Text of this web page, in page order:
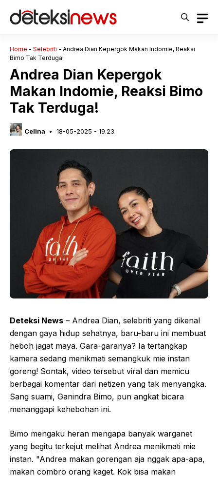
Home - Selebriti - Andrea Dian Kepergok Makan Indomie, Reaksi
Bimo Tak Terduga!
Andrea Dian Kepergok
Makan Indomie, Reaksi Bimo
Tak Terduga!
Celina 18-05-2025 - 19.23
Deteksi News – Andrea Dian, selebriti yang dikenal
dengan gaya hidup sehatnya, baru-baru ini membuat
heboh jagat maya. Gara-garanya? Ia tertangkap
kamera sedang menikmati semangkuk mie instan
goreng! Sontak, video tersebut viral dan memicu
berbagai komentar dari netizen yang tak menyangka.
Sang suami, Ganindra Bimo, pun angkat bicara
menanggapi kehebohan ini.
Bimo mengaku heran mengapa banyak warganet
yang begitu terkejut melihat Andrea menikmati mie
instan. "Andrea makan gorengan aja nggak apa-apa,
makan combro orang kaget. Kok bisa makan